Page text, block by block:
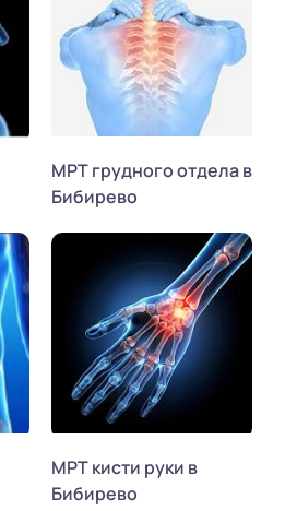
МРТ грудного отдела в
Бибирево
МРТ кисти руки в
Бибирево